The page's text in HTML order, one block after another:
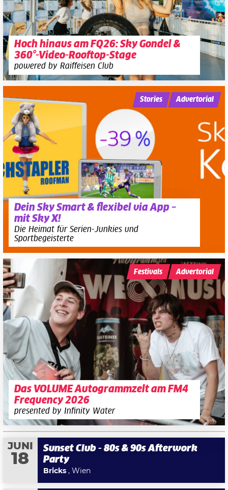
Hoch hinaus am FQ26: Sky Gondel &
360°-Video-Rooftop-Stage
powered by Raiffeisen Club
Dein Sky Smart & flexibel via App –
mit Sky X!
Die Heimat für Serien-Junkies und
Sportbegeisterte
Stories Advertorial
Das VOLUME Autogrammzelt am FM4
Frequency 2026
presented by Infinity Water
Festivals Advertorial
JUNI
18
Sunset Club - 80s & 90s Afterwork
Party
Bricks , Wien